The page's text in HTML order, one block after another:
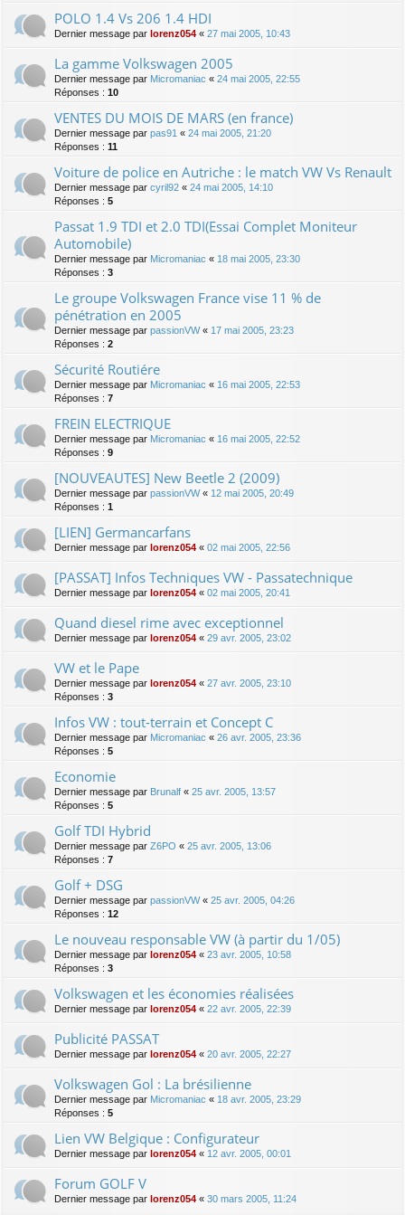
POLO 1.4 Vs 206 1.4 HDI
Dernier message par lorenz054 « 27 mai 2005, 10:43
La gamme Volkswagen 2005
Dernier message par Micromaniac « 24 mai 2005, 22:55
Réponses : 10
VENTES DU MOIS DE MARS (en france)
Dernier message par pas91 « 24 mai 2005, 21:20
Réponses : 11
Voiture de police en Autriche : le match VW Vs Renault
Dernier message par cyril92 « 24 mai 2005, 14:10
Réponses : 5
Passat 1.9 TDI et 2.0 TDI(Essai Complet Moniteur
Automobile)
Dernier message par Micromaniac « 18 mai 2005, 23:30
Réponses : 3
Le groupe Volkswagen France vise 11 % de
pénétration en 2005
Dernier message par passionVW« 17 mai 2005, 23:23
Réponses : 2
Sécurité Routiére
Dernier message par Micromaniac « 16 mai 2005, 22:53
Réponses : 7
FREIN ELECTRIQUE
Dernier message par Micromaniac « 16 mai 2005, 22:52
Réponses : 9
[NOUVEAUTES] New Beetle 2 (2009)
Dernier message par passionVW« 12 mai 2005, 20:49
Réponses : 1
[LIEN] Germancarfans
Dernier message par lorenz054 « 02 mai 2005, 22:56
[PASSAT] Infos Techniques VW - Passatechnique
Dernier message par lorenz054 « 02 mai 2005, 20:41
Quand diesel rime avec exceptionnel
Dernier message par lorenz054 « 29 avr. 2005, 23:02
VW et le Pape
Dernier message par lorenz054 « 27 avr. 2005, 23:10
Réponses : 3
Infos VW : tout-terrain et Concept C
Dernier message par Micromaniac « 26 avr. 2005, 23:36
Réponses : 5
Economie
Dernier message par Brunalf « 25 avr. 2005, 13:57
Réponses : 5
Golf TDI Hybrid
Dernier message par Z6PO « 25 avr. 2005, 13:06
Réponses : 7
Golf + DSG
Dernier message par passionVW« 25 avr. 2005, 04:26
Réponses : 12
Le nouveau responsable VW (à partir du 1/05)
Dernier message par lorenz054 « 23 avr. 2005, 10:58
Réponses : 3
Volkswagen et les économies réalisées
Dernier message par lorenz054 « 22 avr. 2005, 22:39
Publicité PASSAT
Dernier message par lorenz054 « 20 avr. 2005, 22:27
Volkswagen Gol : La brésilienne
Dernier message par Micromaniac « 18 avr. 2005, 23:29
Réponses : 5
Lien VW Belgique : Configurateur
Dernier message par lorenz054 « 12 avr. 2005, 00:01
Forum GOLF V
Dernier message par lorenz054 « 30 mars 2005, 11:24